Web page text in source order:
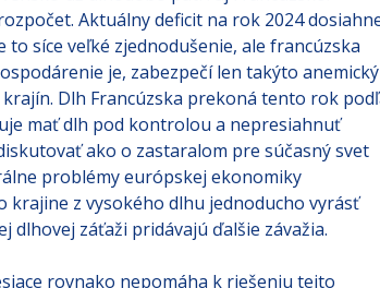
už dlhodobo patrí aj Francúzsko.
Aktuálny deficit na rok 2024 dosiahne
to síce veľké zjednodušenie, ale francúzska
je, zabezpečí len takýto anemický
Dlh Francúzska prekoná tento rok podľa
mať dlh pod kontrolou a nepresiahnuť
ako o zastaralom pre súčasný svet
problémy európskej ekonomiky
z vysokého dlhu jednoducho vyrásť